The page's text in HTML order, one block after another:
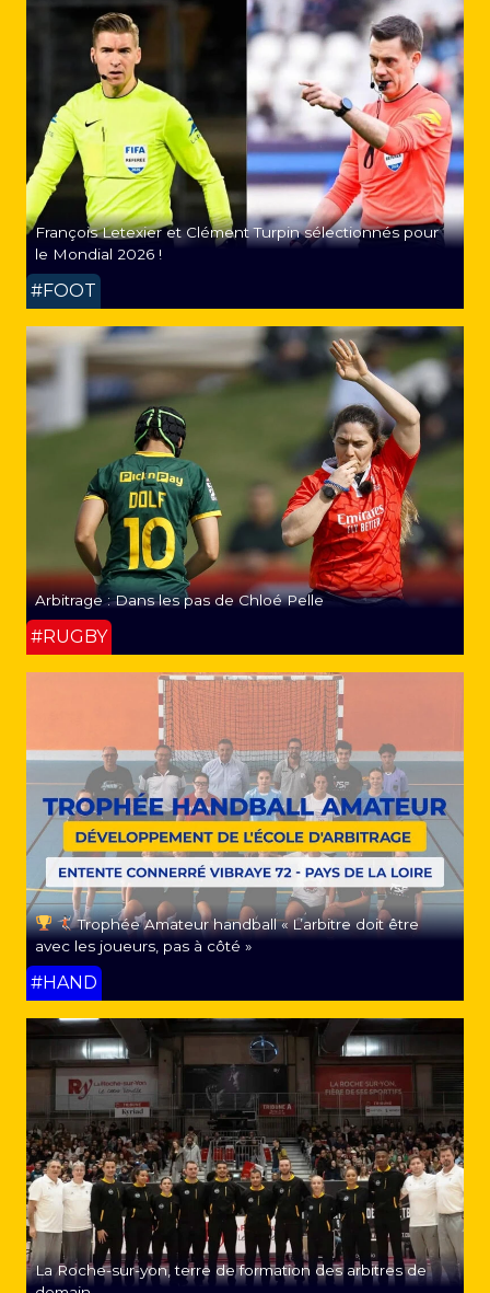
François Letexier et Clément Turpin sélectionnés pour
le Mondial 2026 !
#FOOT
Arbitrage : Dans les pas de Chloé Pelle
#RUGBY
Trophée Amateur handball « L’arbitre doit être
avec les joueurs, pas à côté »
#HAND
La Roche-sur-yon, terre de formation des arbitres de